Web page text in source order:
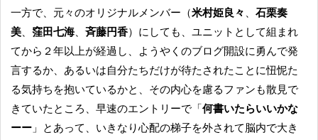
一方で、元々のオリジナルメンバー（米村姫良々
石栗奏
美
窪田七海 、斉藤円香）にしても、ユニットとして組まれ
てから２年以上が経過し、ようやくのブログ開設に勇んで発
言するか、あるいは自分たちだけが待たされたことに忸怩た
る気持ちを抱いているかと、その内心を慮るファンも散見で
きていたところ、早速のエントリーで「何書いたらいいかな
ーー 」とあって、いきなり心配の梯子を外されて脳内で大き